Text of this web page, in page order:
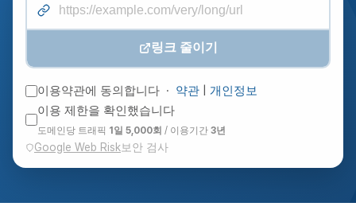
링크 줄이기
이용약관에 동의합니다 · 약관
개인정보
이용 제한을 확인했습니다
도메인당 트래픽 1일 5,000회 / 이용기간 3년
Google Web Risk보안 검사